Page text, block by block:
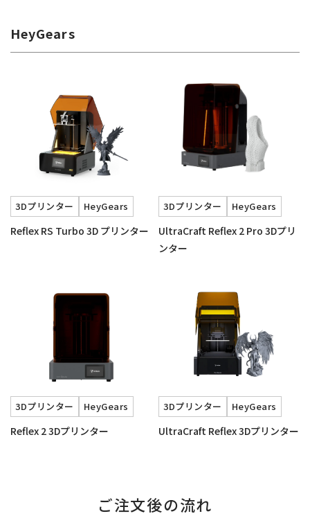
HeyGears
3Dプリンター HeyGears
Reflex RS Turbo 3D プリンター
3Dプリンター HeyGears
UltraCraft Reflex 2 Pro 3Dプリ
ンター
3Dプリンター HeyGears
Reflex 2 3Dプリンター
3Dプリンター HeyGears
UltraCraft Reflex 3Dプリンター
ご注文後の流れ